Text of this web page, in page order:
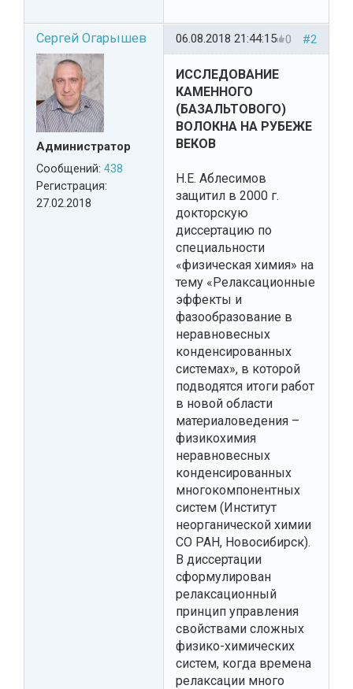
Сергей Огарышев
Администратор
Сообщений: 438
Регистрация:
27.02.2018
#2
0
06.08.2018 21:44:15
ИССЛЕДОВАНИЕ
КАМЕННОГО
(БАЗАЛЬТОВОГО)
ВОЛОКНА НА РУБЕЖЕ
ВЕКОВ
Н.Е. Аблесимов
защитил в 2000 г.
докторскую
диссертацию по
специальности
«физическая химия» на
тему «Релаксационные
эффекты и
фазообразование в
неравновесных
конденсированных
системах», в которой
подводятся итоги работ
в новой области
материаловедения –
физикохимия
неравновесных
конденсированных
многокомпонентных
систем (Институт
неорганической химии
СО РАН, Новосибирск).
В диссертации
сформулирован
релаксационный
принцип управления
свойствами сложных
физико-химических
систем, когда времена
релаксации много